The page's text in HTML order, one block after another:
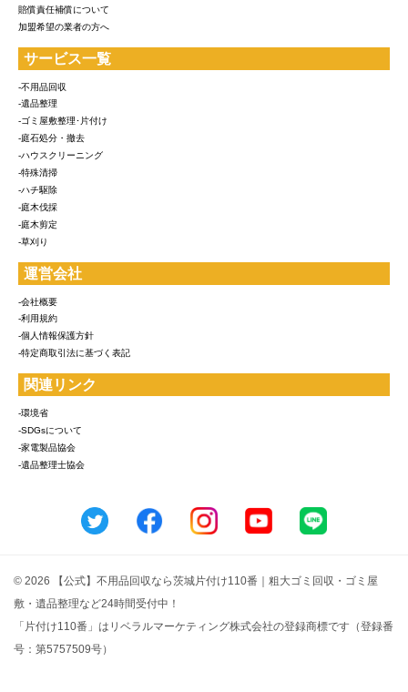
賠償責任補償について
加盟希望の業者の方へ
サービス一覧
-不用品回収
-遺品整理
-ゴミ屋敷整理･片付け
-庭石処分・撤去
-ハウスクリーニング
-特殊清掃
-ハチ駆除
-庭木伐採
-庭木剪定
-草刈り
運営会社
-会社概要
-利用規約
-個人情報保護方針
-特定商取引法に基づく表記
関連リンク
-環境省
-SDGsについて
-家電製品協会
-遺品整理士協会
© 2026 【公式】不用品回収なら茨城片付け110番｜粗大ゴミ回収・ゴミ屋
敷・遺品整理など24時間受付中！
「片付け110番」はリベラルマーケティング株式会社の登録商標です（登録番
号：第5757509号）